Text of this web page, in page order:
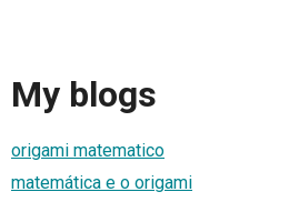
My blogs
origami matematico
matemática e o origami